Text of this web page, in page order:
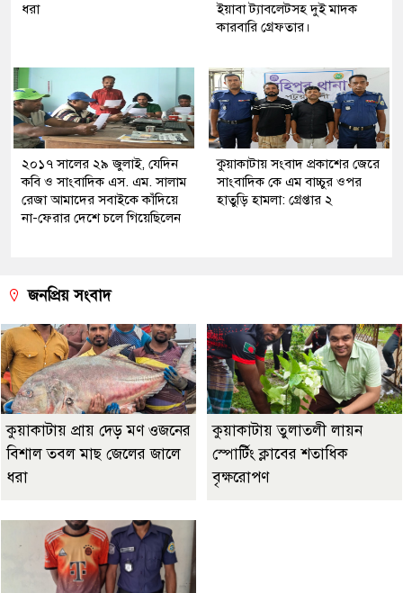
ধরা
ইয়াবা ট্যাবলেটসহ দুই মাদক
কারবারি গ্রেফতার।
২০১৭ সালের ২৯ জুলাই, যেদিন
কবি ও সাংবাদিক এস. এম. সালাম
রেজা আমাদের সবাইকে কাঁদিয়ে
না-ফেরার দেশে চলে গিয়েছিলেন
কুয়াকাটায় সংবাদ প্রকাশের জেরে
সাংবাদিক কে এম বাচ্চুর ওপর
হাতুড়ি হামলা: গ্রেপ্তার ২
জনপ্রিয় সংবাদ
কুয়াকাটায় প্রায় দেড় মণ ওজনের
বিশাল তবল মাছ জেলের জালে
ধরা
কুয়াকাটায় তুলাতলী লায়ন
স্পোর্টিং ক্লাবের শতাধিক
বৃক্ষরোপণ